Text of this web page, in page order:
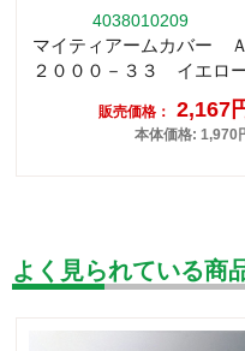
4038010209
マイティアームカバー Ａ
２０００－３３ イエロ
販売価格： 2,167
本体価格: 1,970
よく見られている商